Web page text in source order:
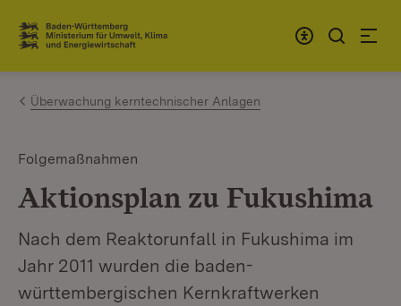
Zum Inhalt springen
Link zur Startseite
Überwachung kerntechnischer Anlagen
Folgemaßnahmen
Aktionsplan zu Fukushima
Nach dem Reaktorunfall in Fukushima im
Jahr 2011 wurden die baden-
württembergischen Kernkraftwerken